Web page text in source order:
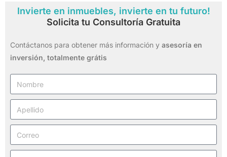
Invierte en inmuebles, invierte en tu futuro!
Solicita tu Consultoría Gratuita
Contáctanos para obtener más información y asesoría en
inversión, totalmente grátis